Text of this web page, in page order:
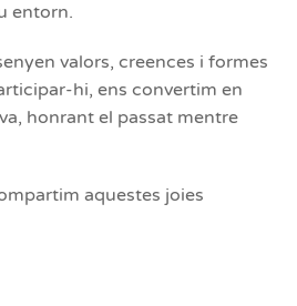
entorn.
valors, creences i formes
hi, ens convertim en
honrant el passat mentre
aquestes joies